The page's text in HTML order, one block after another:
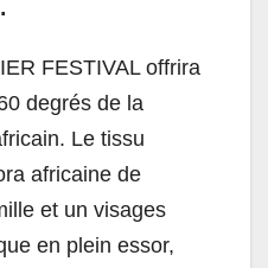
FESTIVAL offrira
degrés de la
Le tissu
africaine de
et un visages
en plein essor,